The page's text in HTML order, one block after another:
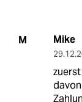
M Mike